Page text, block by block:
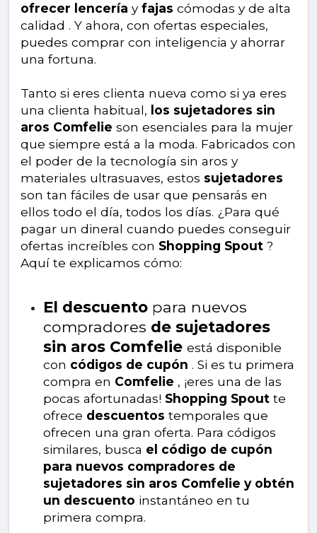
ofrecer lencería yfajas cómodas y de alta
calidad . Y ahora, con ofertas especiales,
puedes comprar con inteligencia y ahorrar
una fortuna.
Tanto si eres clienta nueva como si ya eres
una clienta habitual, los sujetadores sin
aros Comfelie son esenciales para la mujer
que siempre está a la moda. Fabricados con
el poder de la tecnología sin aros y
materiales ultrasuaves, estos sujetadores
son tan fáciles de usar que pensarás en
ellos todo el día, todos los días. ¿Para qué
pagar un dineral cuando puedes conseguir
ofertas increíbles con Shopping Spout ?
Aquí te explicamos cómo:
El descuento para nuevos
compradores de sujetadores
sin aros Comfelie está disponible
con códigos de cupón . Si es tu primera
compra en Comfelie , ¡eres una de las
pocas afortunadas! Shopping Spout te
ofrece descuentos temporales que
ofrecen una gran oferta. Para códigos
similares, busca el código de cupón
para nuevos compradores de
sujetadores sin aros Comfelie y obtén
un descuento instantáneo en tu
primera compra.